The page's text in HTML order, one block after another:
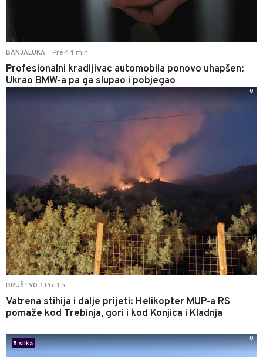
BANJALUKA Pre 44 min
Profesionalni kradljivac automobila ponovo uhapšen:
Ukrao BMW-a pa ga slupao i pobjegao
DRUŠTVO Pre 1 h
Vatrena stihija i dalje prijeti: Helikopter MUP-a RS
pomaže kod Trebinja, gori i kod Konjica i Kladnja
0
5 slika
0